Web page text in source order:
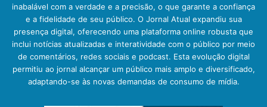
inabalável com a verdade e a precisão, o que garante a confiança
e a fidelidade de seu público. O Jornal Atual expandiu sua
presença digital, oferecendo uma plataforma online robusta que
inclui notícias atualizadas e interatividade com o público por meio
de comentários, redes sociais e podcast. Esta evolução digital
permitiu ao jornal alcançar um público mais amplo e diversificado,
adaptando-se às novas demandas de consumo de mídia.